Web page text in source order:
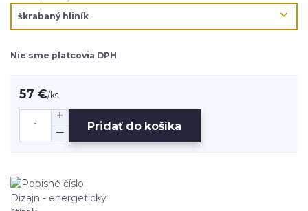
Nie sme platcovia DPH
57 €/ks
Pridať do košíka